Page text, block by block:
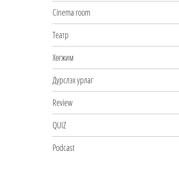
Cinema room
Театр
Хөгжим
Дүрслэх урлаг
Review
QUIZ
Podcast